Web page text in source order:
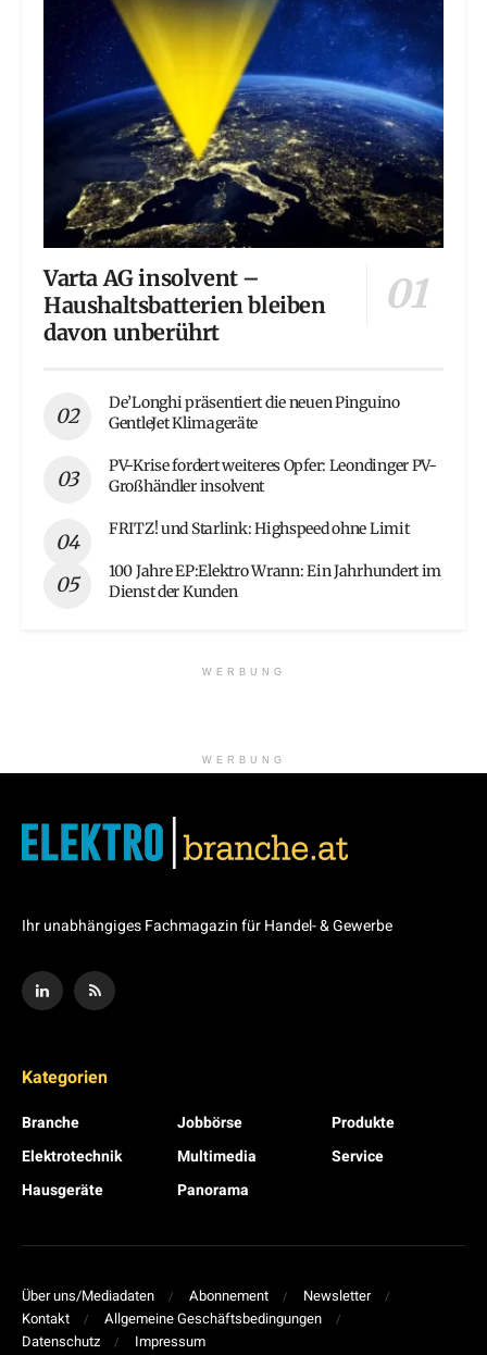
Varta AG insolvent –
Haushaltsbatterien bleiben
davon unberührt
De’Longhi präsentiert die neuen Pinguino
GentleJet Klimageräte
PV-Krise fordert weiteres Opfer: Leondinger PV-
Großhändler insolvent
FRITZ! und Starlink: Highspeed ohne Limit
100 Jahre EP:Elektro Wrann: Ein Jahrhundert im
Dienst der Kunden
WERBUNG
WERBUNG
Ihr unabhängiges Fachmagazin für Handel- & Gewerbe
Kategorien
Branche
Elektrotechnik
Hausgeräte
Jobbörse
Multimedia
Panorama
Produkte
Service
Über uns/Mediadaten Abonnement
Newsletter
Kontakt
Allgemeine Geschäftsbedingungen
Datenschutz
Impressum